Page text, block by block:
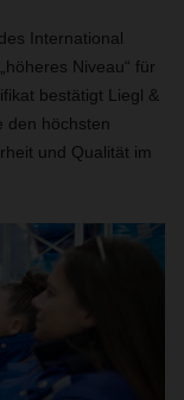
International
Niveau“ für
bestätigt Liegl &
den höchsten
und Qualität im